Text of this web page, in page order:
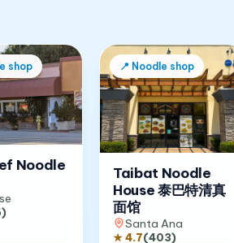
shop
Noodle
)
📍 Noodle shop
Taibat Noodle
House 泰巴特清真
面馆
Santa Ana
★4.7(403)